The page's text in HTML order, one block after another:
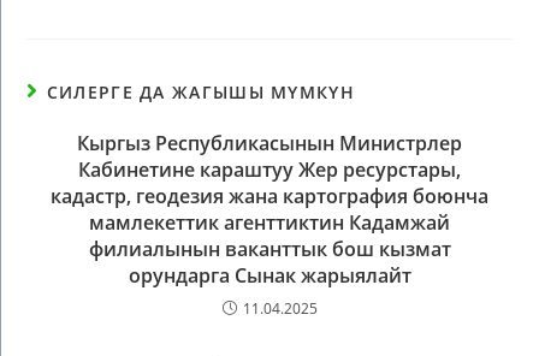
СИЛЕРГЕ ДА ЖАГЫШЫ МҮМКҮН
Кыргыз Республикасынын Министрлер
Кабинетине караштуу Жер ресурстары,
кадастр, геодезия жана картография боюнча
мамлекеттик агенттиктин Кадамжай
филиалынын ваканттык бош кызмат
орундарга Сынак жарыялайт
11.04.2025